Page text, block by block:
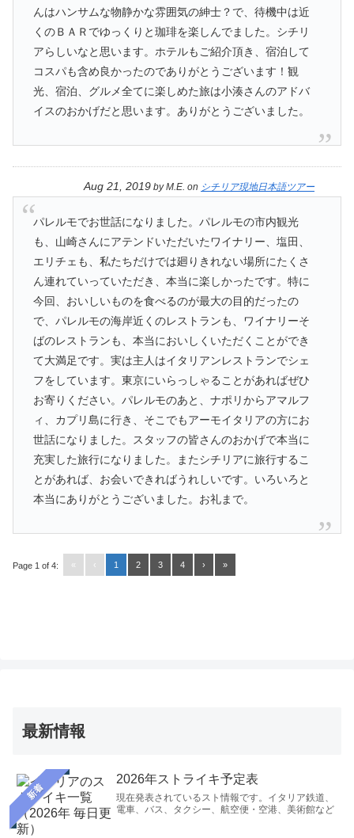
んはハンサムな物静かな雰囲気の紳士？で、待機中は近
くのＢＡＲでゆっくりと珈琲を楽しんでました。シチリ
アらしいなと思います。ホテルもご紹介頂き、宿泊して
コスパも含め良かったのでありがとうございます！観
光、宿泊、グルメ全てに楽しめた旅は小湊さんのアドバ
イスのおかげだと思います。ありがとうございました。
Aug 21, 2019 byM.E. on シチリア現地日本語ツアー
パレルモでお世話になりました。パレルモの市内観光
も、山崎さんにアテンドいただいたワイナリー、塩田、
エリチェも、私たちだけでは廻りきれない場所にたくさ
ん連れていっていただき、本当に楽しかったです。特に
今回、おいしいものを食べるのが最大の目的だったの
で、パレルモの海岸近くのレストランも、ワイナリーそ
ばのレストランも、本当においしくいただくことができ
て大満足です。実は主人はイタリアンレストランでシェ
フをしています。東京にいらっしゃることがあればぜひ
お寄りください。パレルモのあと、ナポリからアマルフ
ィ、カプリ島に行き、そこでもアーモイタリアの方にお
世話になりました。スタッフの皆さんのおかげで本当に
充実した旅行になりました。またシチリアに旅行するこ
とがあれば、お会いできればうれしいです。いろいろと
本当にありがとうございました。お礼まで。
Page 1 of 4: « ‹ 1 2 3 4 › »
最新情報
新着
2026年ストライキ予定表
現在発表されているスト情報です。イタリア鉄道、
電車、バス、タクシー、航空便・空港、美術館など